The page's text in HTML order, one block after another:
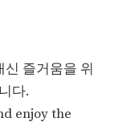
즐거움을 위
다.
enjoy the